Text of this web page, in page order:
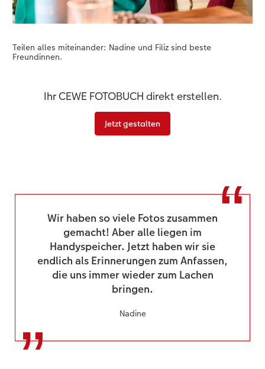
Teilen alles miteinander: Nadine und Filiz sind beste
Freundinnen.
Ihr CEWE FOTOBUCH direkt erstellen.
Jetzt gestalten
Wir haben so viele Fotos zusammen
gemacht! Aber alle liegen im
Handyspeicher. Jetzt haben wir sie
endlich als Erinnerungen zum Anfassen,
die uns immer wieder zum Lachen
bringen.
Nadine